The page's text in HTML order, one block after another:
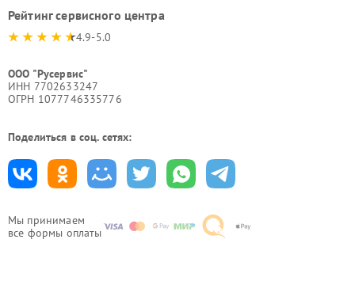
Мы принимаем
все формы оплаты
Рейтинг сервисного центра
4.9-5.0
ООО "Русервис"
ИНН 7702633247
ОГРН 1077746335776
Поделиться в соц. сетях: